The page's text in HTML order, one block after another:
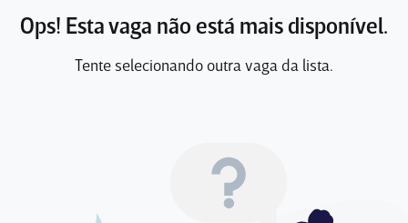
Ops! Esta vaga não está mais disponível.
Tente selecionando outra vaga da lista.